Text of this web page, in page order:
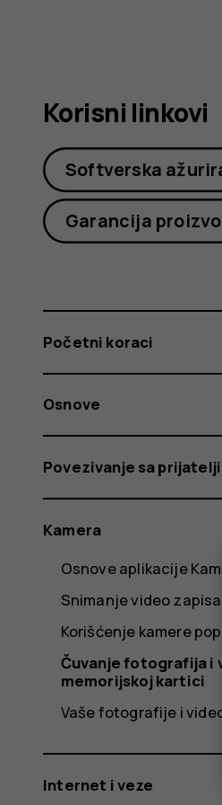
Korisni linkovi
Softverska
Garancija
Početni koraci
Osnove
Povezivanje sa
Kamera
Osnove aplikacije
Snimanje video zapisa
Korišćenje kamere
Čuvanje fotografija i
memorijskoj kartici
Vaše fotografije i video
Internet i veze